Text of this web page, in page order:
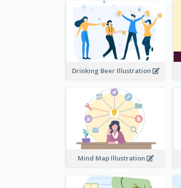
Drinking Beer Illustration
Mind Map Illustration